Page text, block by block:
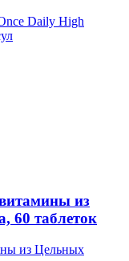
из
60 таблеток